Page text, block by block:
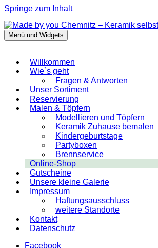
Springe zum Inhalt
Menü und Widgets
Willkommen
Wie`s geht
Fragen & Antworten
Unser Sortiment
Reservierung
Malen & Töpfern
Modellieren und Töpfern
Keramik Zuhause bemalen
Kindergeburtstage
Partyboxen
Brennservice
Online-Shop
Gutscheine
Unsere kleine Galerie
Impressum
Haftungsausschluss
weitere Standorte
Kontakt
Datenschutz
Facebook